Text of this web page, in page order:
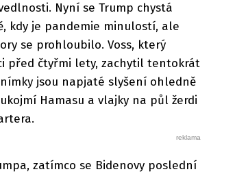
Nyní se Trump chystá
kdy je pandemie minulostí, ale
se prohloubilo. Voss, který
před čtyřmi lety, zachytil tentokrát
jsou napjaté slyšení ohledně
Hamasu a vlajky na půl žerdi
zatímco se Bidenovy poslední